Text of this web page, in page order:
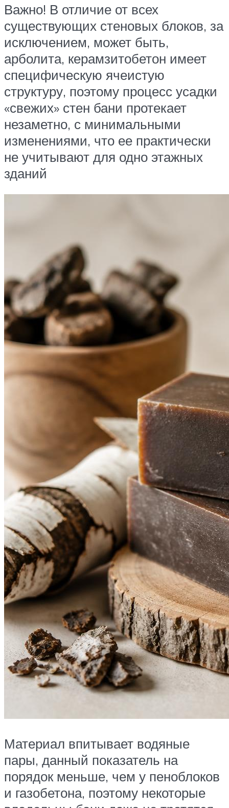
Важно! В отличие от всех
существующих стеновых блоков, за
исключением, может быть,
арболита, керамзитобетон имеет
специфическую ячеистую
структуру, поэтому процесс усадки
«свежих» стен бани протекает
незаметно, с минимальными
изменениями, что ее практически
не учитывают для одно этажных
зданий
Материал впитывает водяные
пары, данный показатель на
порядок меньше, чем у пеноблоков
и газобетона, поэтому некоторые